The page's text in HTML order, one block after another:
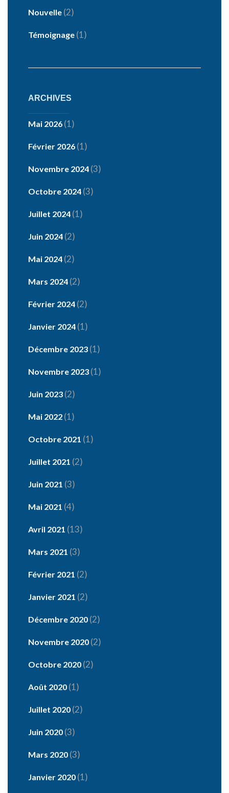
Nouvelle (2)
Témoignage (1)
ARCHIVES
Mai 2026 (1)
Février 2026 (1)
Novembre 2024 (3)
Octobre 2024 (3)
Juillet 2024 (1)
Juin 2024 (2)
Mai 2024 (2)
Mars 2024 (2)
Février 2024 (2)
Janvier 2024 (1)
Décembre 2023 (1)
Novembre 2023 (1)
Juin 2023 (2)
Mai 2022 (1)
Octobre 2021 (1)
Juillet 2021 (2)
Juin 2021 (3)
Mai 2021 (4)
Avril 2021 (13)
Mars 2021 (3)
Février 2021 (2)
Janvier 2021 (2)
Décembre 2020 (2)
Novembre 2020 (2)
Octobre 2020 (2)
Août 2020 (1)
Juillet 2020 (2)
Juin 2020 (3)
Mars 2020 (3)
Janvier 2020 (1)